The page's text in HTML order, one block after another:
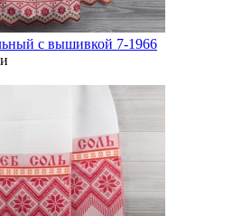
с вышивкой 7-1966